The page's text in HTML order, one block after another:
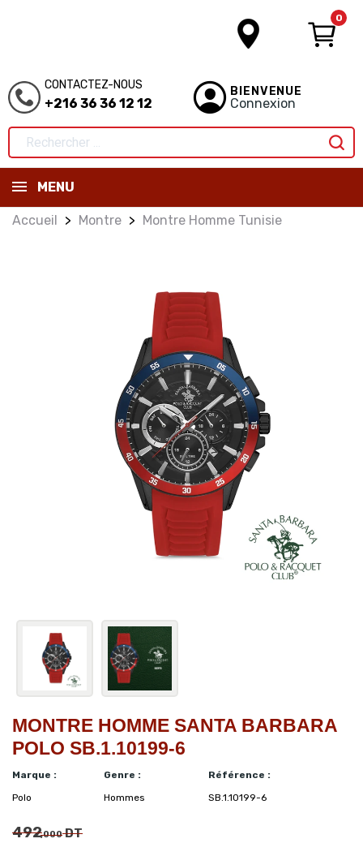
0
CONTACTEZ-NOUS
+216 36 36 12 12
BIENVENUE
Connexion
MENU
Accueil Montre Montre Homme Tunisie
MONTRE HOMME SANTA BARBARA
POLO SB.1.10199-6
Marque :
Polo
Genre :
Hommes
Référence :
SB.1.10199-6
492,000DT